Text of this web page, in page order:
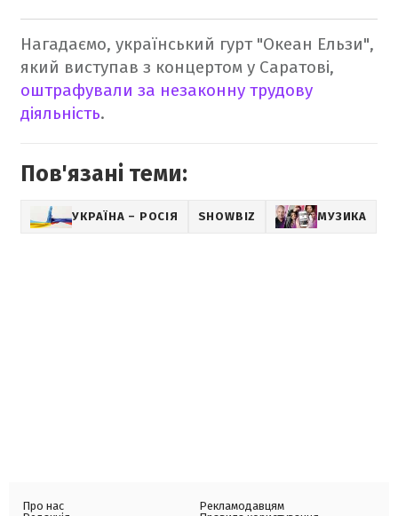
Нагадаємо, український гурт "Океан Ельзи",
який виступав з концертом у Саратові,
оштрафували за незаконну трудову
діяльність.
Пов'язані теми:
УКРАЇНА – РОСІЯ SHOWBIZ МУЗИКА
Про нас
Рекламодавцям